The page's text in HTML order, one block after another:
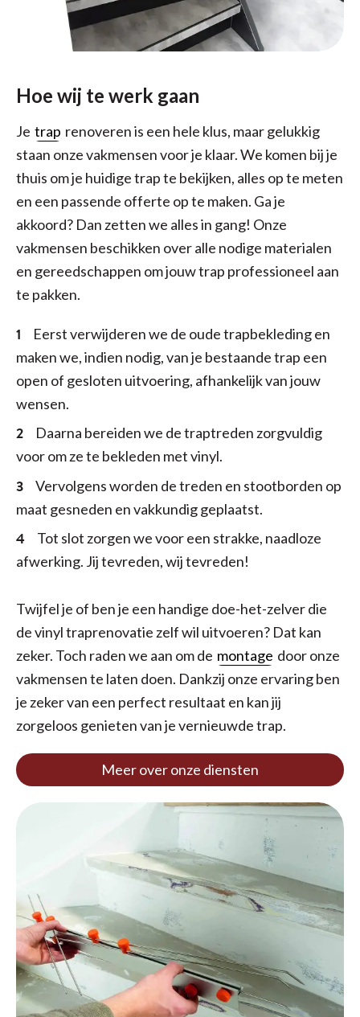
Hoe wij te werk gaan
Je trap renoveren is een hele klus, maar gelukkig
staan onze vakmensen voor je klaar. We komen bij je
thuis om je huidige trap te bekijken, alles op te meten
en een passende offerte op te maken. Ga je
akkoord? Dan zetten we alles in gang! Onze
vakmensen beschikken over alle nodige materialen
en gereedschappen om jouw trap professioneel aan
te pakken.
Eerst verwijderen we de oude trapbekleding en
maken we, indien nodig, van je bestaande trap een
open of gesloten uitvoering, afhankelijk van jouw
wensen.
Daarna bereiden we de traptreden zorgvuldig
voor om ze te bekleden met vinyl.
Vervolgens worden de treden en stootborden op
maat gesneden en vakkundig geplaatst.
Tot slot zorgen we voor een strakke, naadloze
afwerking. Jij tevreden, wij tevreden!
Twijfel je of ben je een handige doe-het-zelver die
de vinyl traprenovatie zelf wil uitvoeren? Dat kan
zeker. Toch raden we aan om de montage door onze
vakmensen te laten doen. Dankzij onze ervaring ben
je zeker van een perfect resultaat en kan jij
zorgeloos genieten van je vernieuwde trap.
Meer over onze diensten